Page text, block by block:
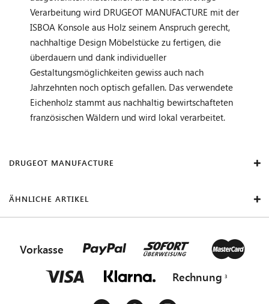
Verarbeitung wird DRUGEOT MANUFACTURE mit der
ISBOA Konsole aus Holz seinem Anspruch gerecht,
nachhaltige Design Möbelstücke zu fertigen, die
überdauern und dank individueller
Gestaltungsmöglichkeiten gewiss auch nach
Jahrzehnten noch optisch gefallen. Das verwendete
Eichenholz stammt aus nachhaltig bewirtschafteten
französischen Wäldern und wird lokal verarbeitet.
DRUGEOT MANUFACTURE
ÄHNLICHE ARTIKEL
Vorkasse
Rechnung